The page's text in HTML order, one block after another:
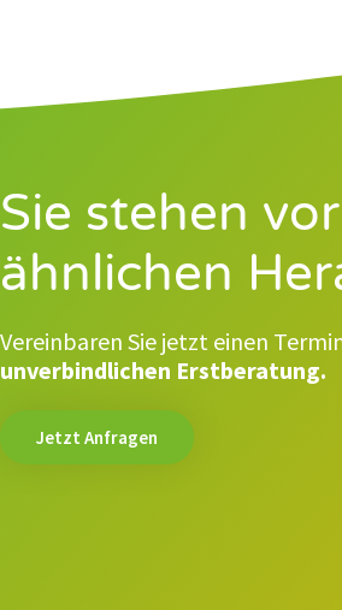
Sie stehen
ähnlichen
Vereinbaren Sie jetzt einen
unverbindlichen Erstberatung.
Jetzt Anfragen